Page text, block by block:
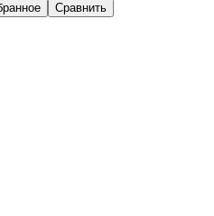
Сравнить